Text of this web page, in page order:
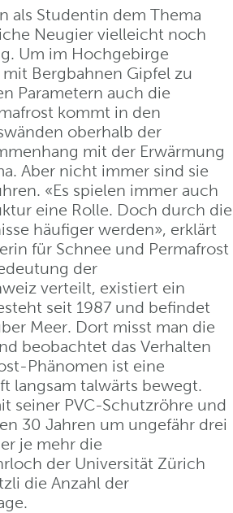
als Studentin dem Thema
Neugier vielleicht noch
Um im Hochgebirge
Bergbahnen Gipfel zu
Parametern auch die
kommt in den
oberhalb der
mit der Erwärmung
Aber nicht immer sind sie
«Es spielen immer auch
eine Rolle. Doch durch die
häufiger werden», erklärt
für Schnee und Permafrost
der
verteilt, existiert ein
seit 1987 und befindet
Meer. Dort misst man die
beobachtet das Verhalten
Phänomen ist eine
langsam talwärts bewegt.
seiner PVC-Schutzröhre und
30 Jahren um ungefähr drei
je mehr die
der Universität Zürich
die Anzahl der